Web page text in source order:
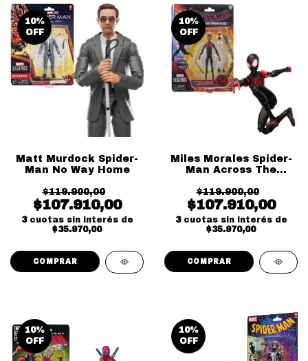
10%
OFF
Matt Murdock Spider-
Man No Way Home
$119.900,00
$107.910,00
3 cuotas sin interés de
$35.970,00
10%
OFF
Miles Morales Spider-
Man Across The
$119.900,00
$107.910,00
3 cuotas sin interés de
$35.970,00
10%
OFF
10%
OFF